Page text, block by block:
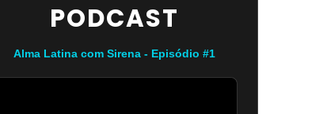
PODCAST
Alma Latina com Sirena - Episódio #1